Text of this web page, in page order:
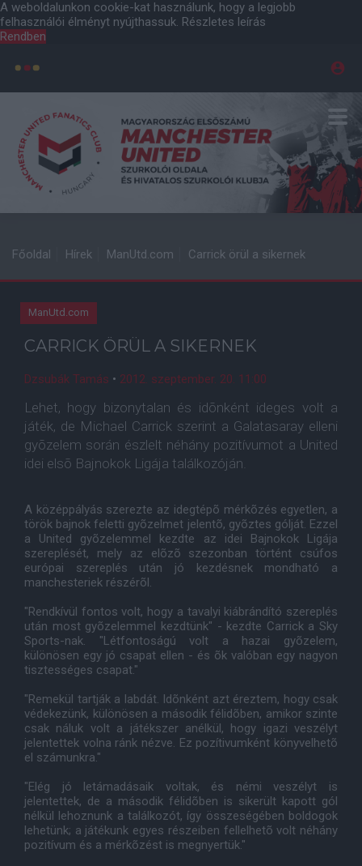
A weboldalunkon cookie-kat használunk, hogy a legjobb
felhasználói élményt nyújthassuk. Részletes leírás
Rendben
Főoldal Hírek ManUtd.com Carrick örül a sikernek
ManUtd.com
CARRICK ÖRÜL A SIKERNEK
Dzsubák Tamás • 2012. szeptember. 20. 11:00
Lehet, hogy bizonytalan és idõnként ideges volt a
játék, de Michael Carrick szerint a Galatasaray elleni
gyõzelem során észlelt néhány pozitívumot a United
idei elsõ Bajnokok Ligája találkozóján.
A középpályás szerezte az idegtépõ mérkõzés egyetlen, a
török bajnok feletti gyõzelmet jelentõ, gyõztes gólját. Ezzel
a United gyõzelemmel kezdte az idei Bajnokok Ligája
szereplését, mely az elõzõ szezonban történt csúfos
európai szereplés után jó kezdésnek mondható a
manchesteriek részérõl.
"Rendkívül fontos volt, hogy a tavalyi kiábrándító szereplés
után most gyõzelemmel kezdtünk" - kezdte Carrick a Sky
Sports-nak. "Létfontoságú volt a hazai gyõzelem,
különösen egy jó csapat ellen - és õk valóban egy nagyon
tisztességes csapat."
"Remekül tartják a labdát. Idõnként azt éreztem, hogy csak
védekezünk, különösen a második félidõben, amikor szinte
csak náluk volt a játékszer anélkül, hogy igazi veszélyt
jelentettek volna ránk nézve. Ez pozítivumként könyvelhetõ
el számunkra."
"Elég jó letámadásaik voltak, és némi veszélyt is
jelentettek, de a második félidõben is sikerült kapott gól
nélkül lehoznunk a találkozót, így összeségében boldogok
lehetünk; a játékunk egyes részeiben fellelhetõ volt néhány
pozitívum és a mérkõzést is megnyertük."